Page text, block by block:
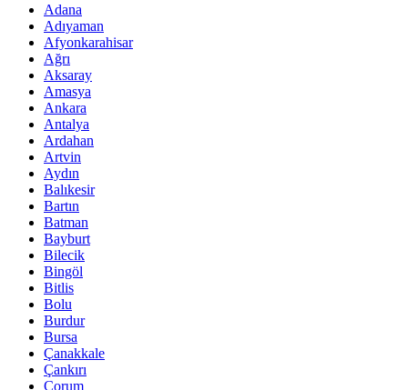
Adana
Adıyaman
Afyonkarahisar
Ağrı
Aksaray
Amasya
Ankara
Antalya
Ardahan
Artvin
Aydın
Balıkesir
Bartın
Batman
Bayburt
Bilecik
Bingöl
Bitlis
Bolu
Burdur
Bursa
Çanakkale
Çankırı
Çorum